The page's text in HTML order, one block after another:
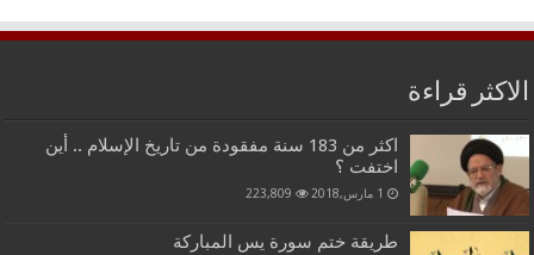
الاكثر قراءة
اكثر من 183 سنة مفقودة من تاريخ الإسلام .. أين
اختفت ؟
1 مارس,2018 223,809
طريقة ختم سورة يس المباركة